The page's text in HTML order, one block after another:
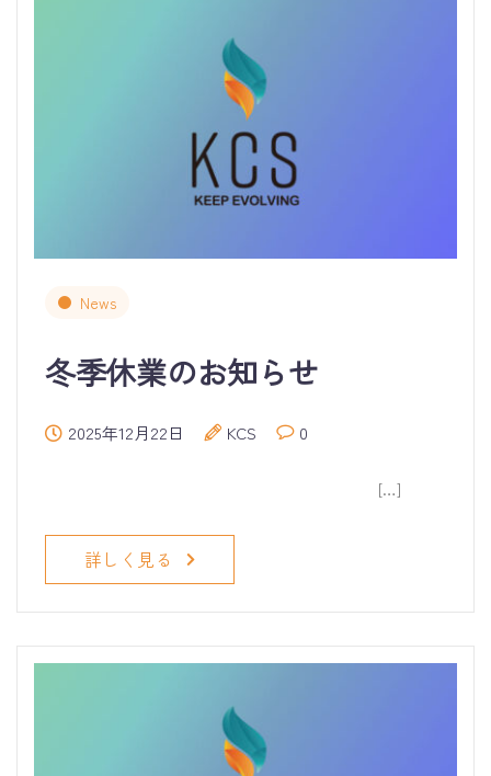
News
冬季休業のお知らせ
2025年12月22日 KCS 0
[…]
詳しく見る